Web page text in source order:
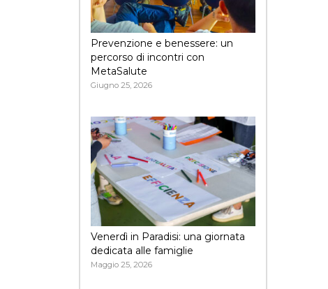
Prevenzione e benessere: un
percorso di incontri con
MetaSalute
Giugno 25, 2026
Venerdì in Paradisi: una giornata
dedicata alle famiglie
Maggio 25, 2026